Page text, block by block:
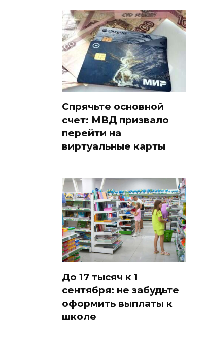
Спрячьте основной
счет: МВД призвало
перейти на
виртуальные карты
До 17 тысяч к 1
сентября: не забудьте
оформить выплаты к
школе